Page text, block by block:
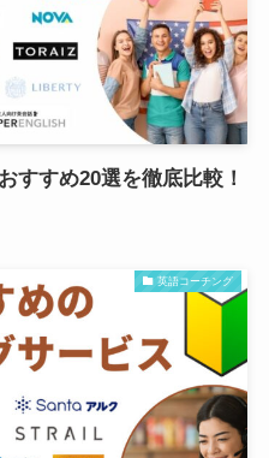
すすめ20選を徹底比較！
英語コーチング